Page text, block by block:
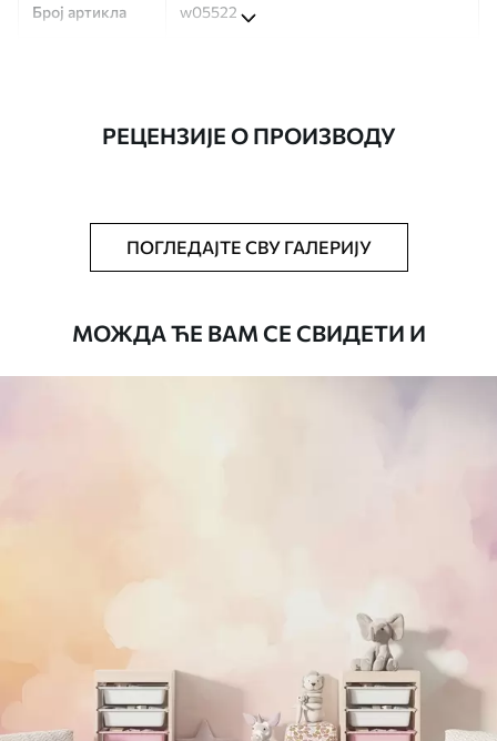
Број артикла w05522
Тапета се може нежно очистити меким
сунђером. Позадине са завршном
водом.
Premium
.00
Premium Vinil
.00€/m²
РЕЦЕНЗИЈЕ О ПРОИЗВОДУ
ПОГЛЕДАЈТЕ СВУ ГАЛЕРИЈУ
МОЖДА ЋЕ ВАМ СЕ СВИДЕТИ И